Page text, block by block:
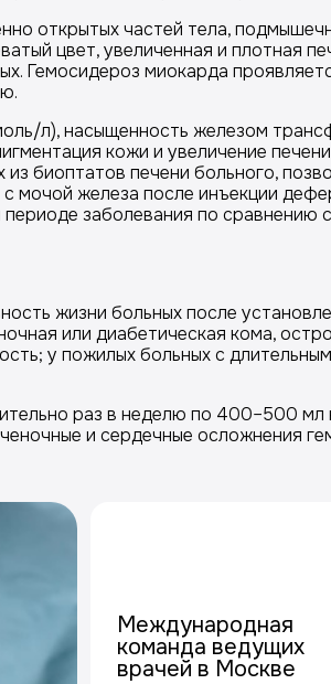
открытых частей тела,
цвет, увеличенная и плотная
Гемосидероз миокарда
л), насыщенность железом
кожи и увеличение
биоптатов печени больного,
железа после инъекции
заболевания по сравнению
жизни больных после
или диабетическая кома,
у пожилых больных с
раз в неделю по 400–500 мл
и сердечные осложнения
Международная
команда ведущих
врачей в Москве